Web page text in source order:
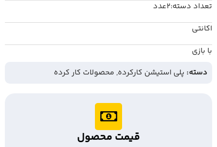
تعداد دسته:2عدد
اکانتی
با بازی
دسته: پلی استیشن کارکرده, محصولات کار کرده
قیمت محصول